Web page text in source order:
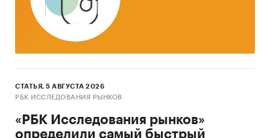
СТАТЬЯ, 5 АВГУСТА 2026
РБК ИССЛЕДОВАНИЯ РЫНКОВ
«РБК Исследования рынков»
определили самый быстрый